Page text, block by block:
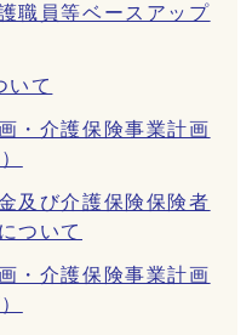
職員等ベースアップ
いて
・介護保険事業計画
及び介護保険保険者
ついて
・介護保険事業計画